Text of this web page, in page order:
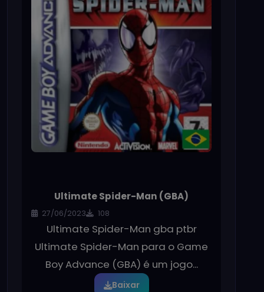
Ultimate Spider-Man (GBA)
27/06/2023 108
Ultimate Spider-Man gba ptbr
Ultimate Spider-Man para o Game
Boy Advance (GBA) é um jogo...
Baixar